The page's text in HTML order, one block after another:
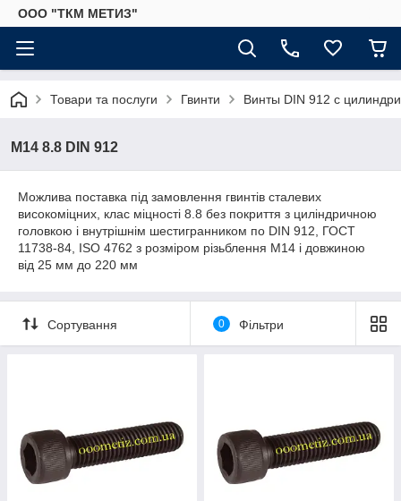
ООО "ТКМ МЕТИЗ"
Товари та послуги Гвинти Винты DIN 912 с
М14 8.8 DIN 912
Можлива поставка під замовлення гвинтів сталевих
високоміцних, клас міцності 8.8 без покриття з циліндричною
головкою і внутрішнім шестигранником по DIN 912, ГОСТ
11738-84, ISO 4762 з розміром різьблення М14 і довжиною
від 25 мм до 220 мм
Сортування 0 Фільтри